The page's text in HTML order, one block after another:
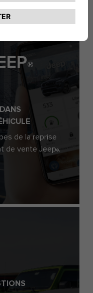
®
de la reprise
de vente Jeep®.